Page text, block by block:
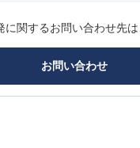
に関するお問い合わせ先は
お問い合わせ